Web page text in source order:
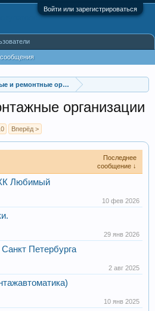
Войти или зарегистрироваться
и ремонтные организации
организации
Вперёд >
Последнее
сообщение ↓
Любимый
10 фев 2026
29 янв 2026
Петербурга
2 авг 2025
10 янв 2025